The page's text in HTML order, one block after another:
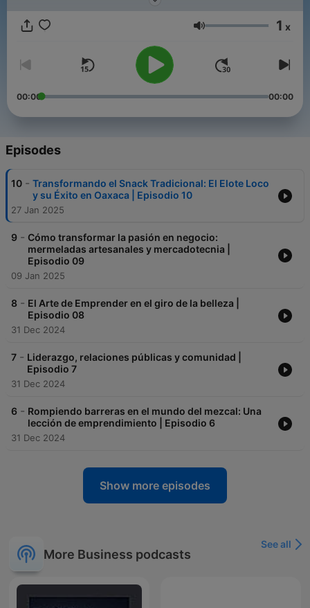
Volume 1 x
00:00 00:00
Episodes
10 - Transformando el Snack Tradicional: El Elote Loco
y su Éxito en Oaxaca | Episodio 10
27 Jan 2025
9 - Cómo transformar la pasión en negocio:
mermeladas artesanales y mercadotecnia |
Episodio 09
09 Jan 2025
8 - El Arte de Emprender en el giro de la belleza |
Episodio 08
31 Dec 2024
7 - Liderazgo, relaciones públicas y comunidad |
Episodio 7
31 Dec 2024
6 - Rompiendo barreras en el mundo del mezcal: Una
lección de emprendimiento | Episodio 6
31 Dec 2024
Show more episodes
More Business podcasts
See all